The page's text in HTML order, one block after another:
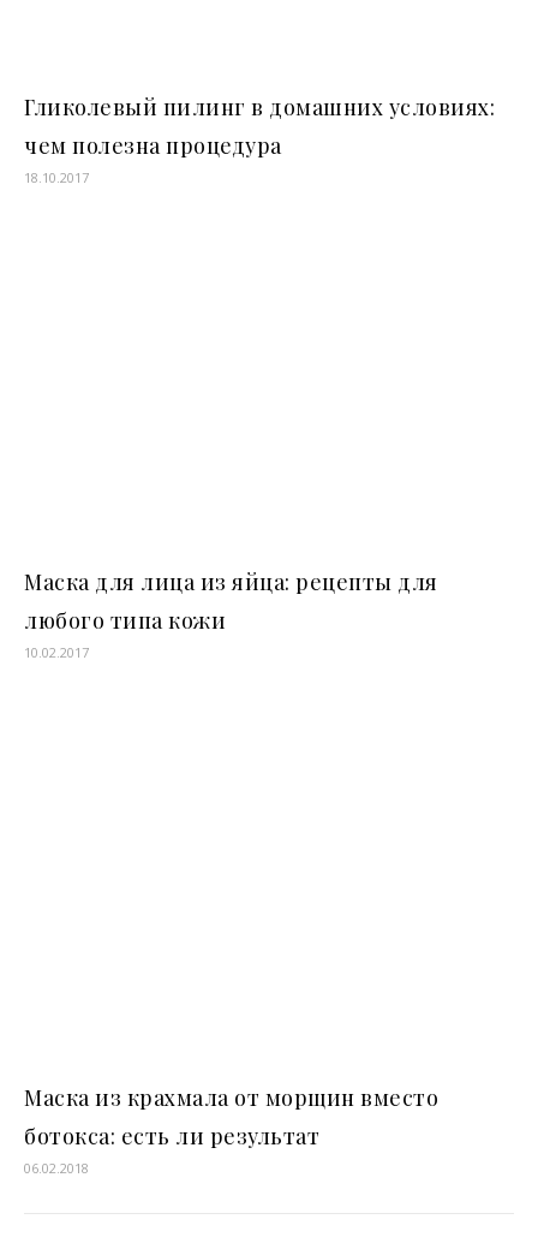
Гликолевый пилинг в домашних условиях:
чем полезна процедура
18.10.2017
Маска для лица из яйца: рецепты для
любого типа кожи
10.02.2017
Маска из крахмала от морщин вместо
ботокса: есть ли результат
06.02.2018